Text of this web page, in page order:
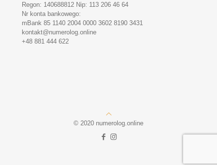
Regon: 140688812 Nip: 113 206 46 64
Nr konta bankowego:
mBank 85 1140 2004 0000 3602 8190 3431
kontakt@numerolog.online
+48 881 444 622
© 2020 numerolog.online